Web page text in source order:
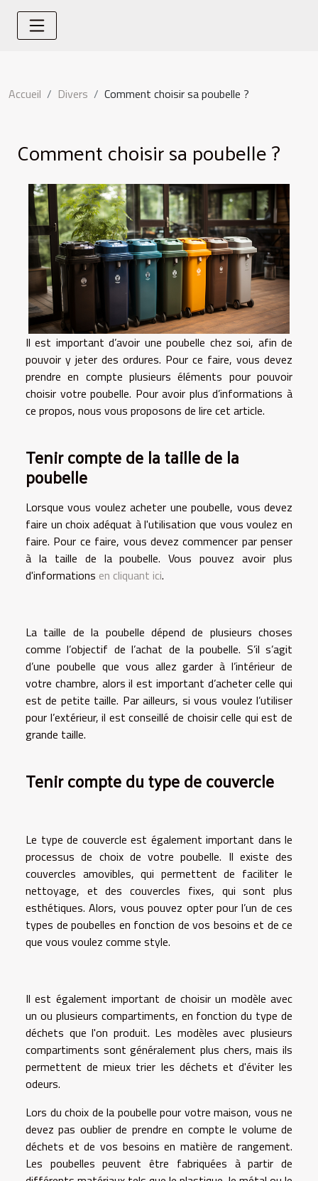
Accueil Divers Comment choisir sa poubelle ?
Comment choisir sa poubelle ?
Il est important d’avoir une poubelle chez soi, afin de
pouvoir y jeter des ordures. Pour ce faire, vous devez
prendre en compte plusieurs éléments pour pouvoir
choisir votre poubelle. Pour avoir plus d’informations à
ce propos, nous vous proposons de lire cet article.
Tenir compte de la taille de la
poubelle
Lorsque vous voulez acheter une poubelle, vous devez
faire un choix adéquat à l'utilisation que vous voulez en
faire. Pour ce faire, vous devez commencer par penser
à la taille de la poubelle. Vous pouvez avoir plus
d'informations en cliquant ici.
La taille de la poubelle dépend de plusieurs choses
comme l’objectif de l’achat de la poubelle. S’il s’agit
d’une poubelle que vous allez garder à l’intérieur de
votre chambre, alors il est important d’acheter celle qui
est de petite taille. Par ailleurs, si vous voulez l’utiliser
pour l’extérieur, il est conseillé de choisir celle qui est de
grande taille.
Tenir compte du type de couvercle
Le type de couvercle est également important dans le
processus de choix de votre poubelle. Il existe des
couvercles amovibles, qui permettent de faciliter le
nettoyage, et des couvercles fixes, qui sont plus
esthétiques. Alors, vous pouvez opter pour l’un de ces
types de poubelles en fonction de vos besoins et de ce
que vous voulez comme style.
Il est également important de choisir un modèle avec
un ou plusieurs compartiments, en fonction du type de
déchets que l'on produit. Les modèles avec plusieurs
compartiments sont généralement plus chers, mais ils
permettent de mieux trier les déchets et d'éviter les
odeurs.
Lors du choix de la poubelle pour votre maison, vous ne
devez pas oublier de prendre en compte le volume de
déchets et de vos besoins en matière de rangement.
Les poubelles peuvent être fabriquées à partir de